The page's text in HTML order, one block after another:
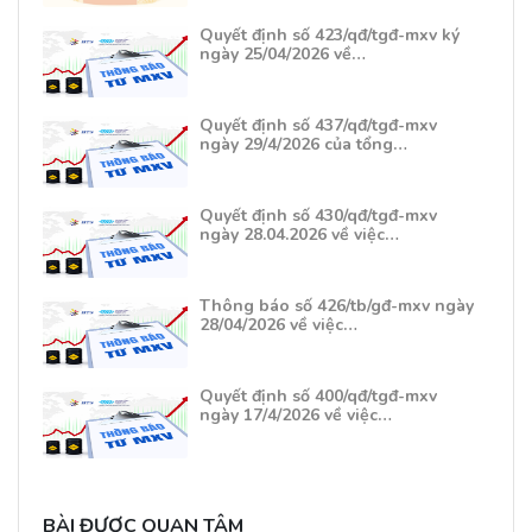
Quyết định số 423/qđ/tgđ-mxv ký
ngày 25/04/2026 về…
Quyết định số 437/qđ/tgđ-mxv
ngày 29/4/2026 của tổng…
Quyết định số 430/qđ/tgđ-mxv
ngày 28.04.2026 về việc…
Thông báo số 426/tb/gđ-mxv ngày
28/04/2026 về việc…
Quyết định số 400/qđ/tgđ-mxv
ngày 17/4/2026 về việc…
BÀI ĐƯỢC QUAN TÂM